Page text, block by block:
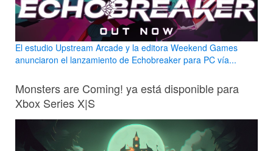
El estudio Upstream Arcade y la editora Weekend Games
anunciaron el lanzamiento de Echobreaker para PC vía...
Monsters are Coming! ya está disponible para
Xbox Series X|S